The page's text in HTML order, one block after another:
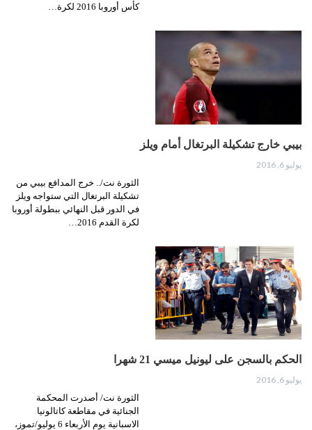
كأس أوروبا 2016 لكرة…
بيبي خارج تشكيلة البرتغال أمام ويلز
يوليو 6, 2016
الثورة نت/.. خرج المدافع بيبي من
تشكيلة البرتغال التي ستواجه ويلز
في الدور قبل النهائي ببطولة أوروبا
لكرة القدم 2016…
الحكم بالسجن على ليونيل ميسي 21 شهرا
يوليو 6, 2016
الثورة نت/ أصدرت المحكمة
الجنائية في مقاطعة كاتالونيا
الاسبانية يوم الأربعاء 6 يوليو/تموز،